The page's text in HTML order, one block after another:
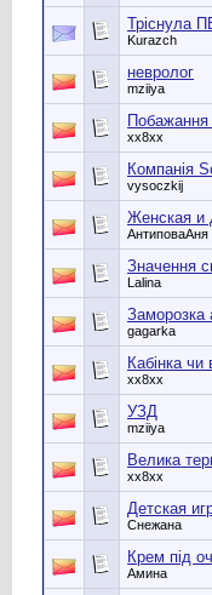
Тріснула
Kurazch
невролог
mziiya
Побажання
хх8хх
Компанія
vysoczkij
Женская и
АнтиповаАня
Значення
Lalina
Заморозка
gagarka
Кабінка чи
хх8хх
УЗД
mziiya
Велика
хх8хх
Детская
Снежана
Крем під
Амина